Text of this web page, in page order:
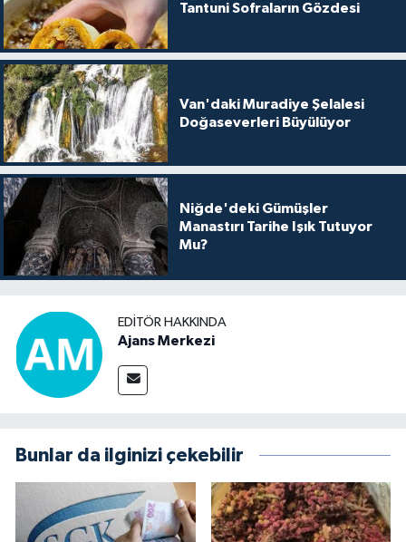
Tantuni Sofraların Gözdesi
Van'daki Muradiye Şelalesi
Doğaseverleri Büyülüyor
Niğde'deki Gümüşler
Manastırı Tarihe Işık Tutuyor
Mu?
EDITÖR HAKKINDA
Ajans Merkezi
Bunlar da ilginizi çekebilir